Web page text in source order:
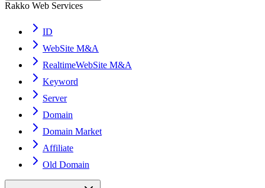
Rakko Web Services
ID
WebSite M&A
RealtimeWebSite M&A
Keyword
Server
Domain
Domain Market
Affiliate
Old Domain